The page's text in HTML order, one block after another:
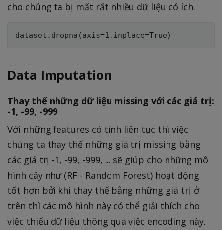
cho chúng ta bị mất rất nhiều dữ liệu có ích.
Data Imputation
Thay thế những dữ liệu missing với các giá trị:
-1, -99, -999
Với những features có tính liên tục thì việc
chúng ta thay thế những giá trị missing bằng
các giá trị -1, -99, -999, ... sẽ giúp cho những mô
hình cây như (RF - Random Forest) hoạt động
tốt hơn bởi khi thay thế bằng những giá trị ở
trên thì các mô hình này có thể giải thích cho
việc thiếu dữ liệu thông qua việc encoding này.